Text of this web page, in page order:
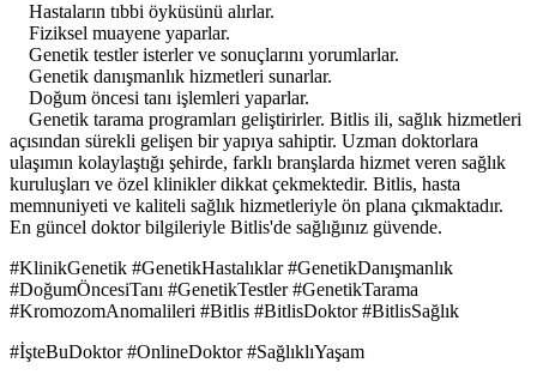
Hastaların tıbbi öyküsünü alırlar.
Fiziksel muayene yaparlar.
Genetik testler isterler ve sonuçlarını yorumlarlar.
Genetik danışmanlık hizmetleri sunarlar.
Doğum öncesi tanı işlemleri yaparlar.
Genetik tarama programları geliştirirler. Bitlis ili, sağlık hizmetleri
açısından sürekli gelişen bir yapıya sahiptir. Uzman doktorlara
ulaşımın kolaylaştığı şehirde, farklı branşlarda hizmet veren sağlık
kuruluşları ve özel klinikler dikkat çekmektedir. Bitlis, hasta
memnuniyeti ve kaliteli sağlık hizmetleriyle ön plana çıkmaktadır.
En güncel doktor bilgileriyle Bitlis'de sağlığınız güvende.
#KlinikGenetik #GenetikHastalıklar #GenetikDanışmanlık
#DoğumÖncesiTanı #GenetikTestler #GenetikTarama
#KromozomAnomalileri #Bitlis #BitlisDoktor #BitlisSağlık
#İşteBuDoktor #OnlineDoktor #SağlıklıYaşam